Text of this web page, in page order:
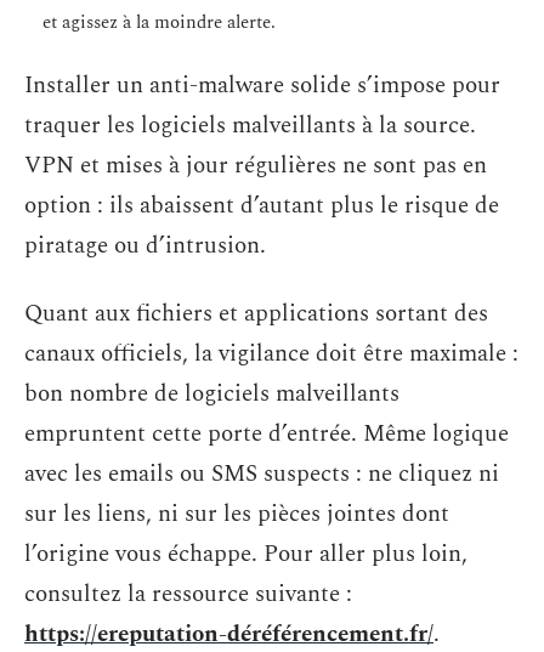
et agissez à la moindre alerte.
Installer un anti-malware solide s’impose pour
traquer les logiciels malveillants à la source.
VPN et mises à jour régulières ne sont pas en
option : ils abaissent d’autant plus le risque de
piratage ou d’intrusion.
Quant aux fichiers et applications sortant des
canaux officiels, la vigilance doit être maximale :
bon nombre de logiciels malveillants
empruntent cette porte d’entrée. Même logique
avec les emails ou SMS suspects : ne cliquez ni
sur les liens, ni sur les pièces jointes dont
l’origine vous échappe. Pour aller plus loin,
consultez la ressource suivante :
https://ereputation-déréférencement.fr/.